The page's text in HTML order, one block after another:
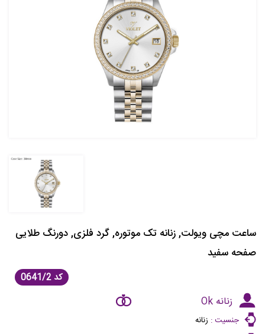
ساعت مچی ویولت, زنانه تک موتوره, گرد فلزی, دورنگ طلایی
صفحه سفید
کد
زنانه Ok
جنسیت : زنانه